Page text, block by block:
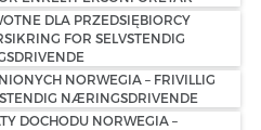
DLA PRZEDSIĘBIORCY
FOR SELVSTENDIG
NORWEGIA – FRIVILLIG
NÆRINGSDRIVENDE
DOCHODU NORWEGIA –